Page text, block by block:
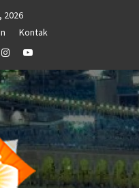
2026
Kontak
InstagramYoutube